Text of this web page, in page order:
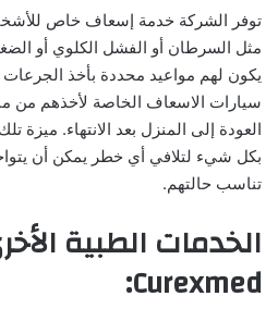
توفر الشركة خدمة إسعاف خاص
مثل السرطان أو الفشل الكلوي أو
يكون لهم مواعيد محددة بأخذ
سيارات الاسعاف الخاصة لأخذهم من
العودة إلى المنزل بعد الانتهاء. ميزة
بكل شيء لتلافي أي خطر يمكن أن
تناسب حالتهم.
الخدمات الطبية
Curexmed: